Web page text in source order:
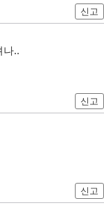
신고
나..
신고
신고